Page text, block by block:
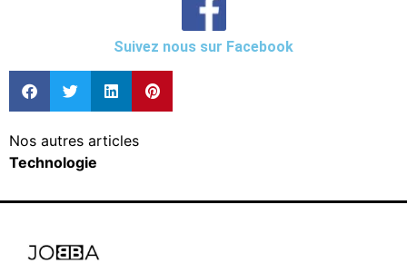
Suivez nous sur Facebook
Nos autres articles
Technologie